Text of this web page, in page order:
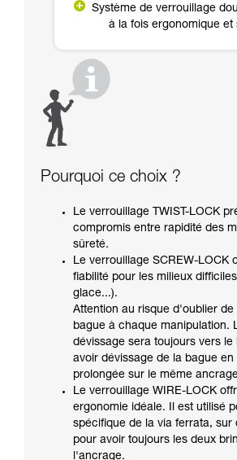
Système de verrouillage
à la fois ergonomique et
Pourquoi ce choix ?
Le verrouillage TWIST-LOCK
compromis entre rapidité des
sûreté.
Le verrouillage SCREW-LOCK
fiabilité pour les milieux
glace...).
Attention au risque d'oublier de
bague à chaque manipulation.
dévissage sera toujours vers le
avoir dévissage de la bague
prolongée sur le même
Le verrouillage WIRE-LOCK
ergonomie idéale. Il est utilisé
spécifique de la via ferrata, sur
pour avoir toujours les deux
l'ancrage.